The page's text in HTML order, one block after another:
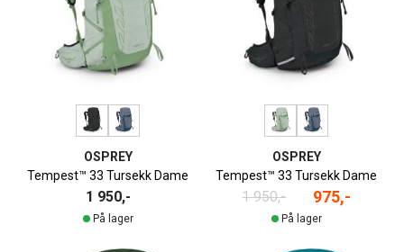
OSPREY
Tempest™ 33 Tursekk Dame
1 950,-
På lager
OSPREY
Tempest™ 33 Tursekk Dame
1 950,- 975,-
På lager